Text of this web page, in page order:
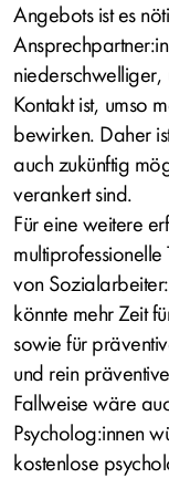
Angebots ist es
niederschwelliger,
Kontakt ist, umso
bewirken. Daher
auch zukünftig
verankert sind.
Für eine weitere
multiprofessionelle
von
könnte mehr Zeit
sowie für
und rein
Fallweise wäre
Psycholog:innen
kostenlose